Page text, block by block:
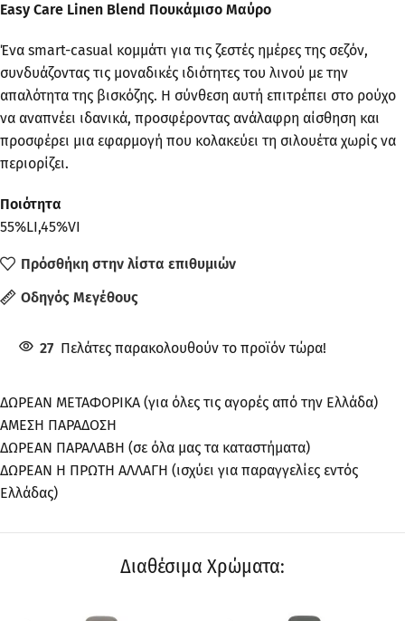
Easy Care Linen Blend Πουκάμισο Μαύρο
Ένα smart-casual κομμάτι για τις ζεστές ημέρες της σεζόν,
συνδυάζοντας τις μοναδικές ιδιότητες του λινού με την
απαλότητα της βισκόζης. Η σύνθεση αυτή επιτρέπει στο ρούχο
να αναπνέει ιδανικά, προσφέροντας ανάλαφρη αίσθηση και
προσφέρει μια εφαρμογή που κολακεύει τη σιλουέτα χωρίς να
περιορίζει.
Ποιότητα
55%LI,45%VI
Πρόσθήκη στην λίστα επιθυμιών
Οδηγός Μεγέθους
27 Πελάτες παρακολουθούν το προϊόν τώρα!
ΔΩΡΕΑΝ ΜΕΤΑΦΟΡΙΚΑ (για όλες τις αγορές από την Ελλάδα)
ΑΜΕΣΗ ΠΑΡΑΔΟΣΗ
ΔΩΡΕΑΝ ΠΑΡΑΛΑΒΗ (σε όλα μας τα καταστήματα)
ΔΩΡΕΑΝ Η ΠΡΩΤΗ ΑΛΛΑΓΗ (ισχύει για παραγγελίες εντός
Ελλάδας)
Διαθέσιμα Χρώματα: